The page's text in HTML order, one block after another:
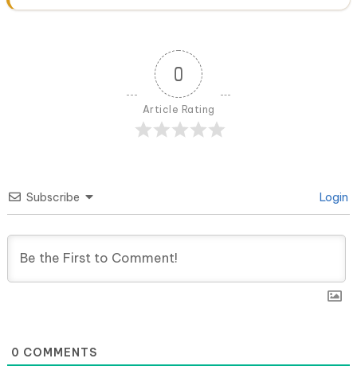
0
Article Rating
Subscribe Login
0 COMMENTS